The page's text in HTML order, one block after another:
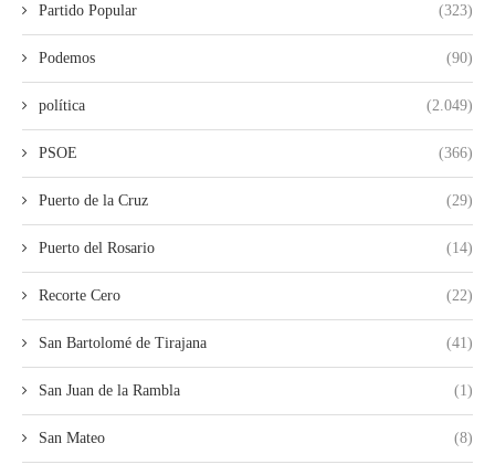
Partido Popular (323)
Podemos (90)
política (2.049)
PSOE (366)
Puerto de la Cruz (29)
Puerto del Rosario (14)
Recorte Cero (22)
San Bartolomé de Tirajana (41)
San Juan de la Rambla (1)
San Mateo (8)